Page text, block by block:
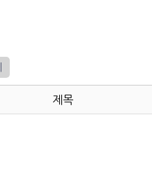
제목